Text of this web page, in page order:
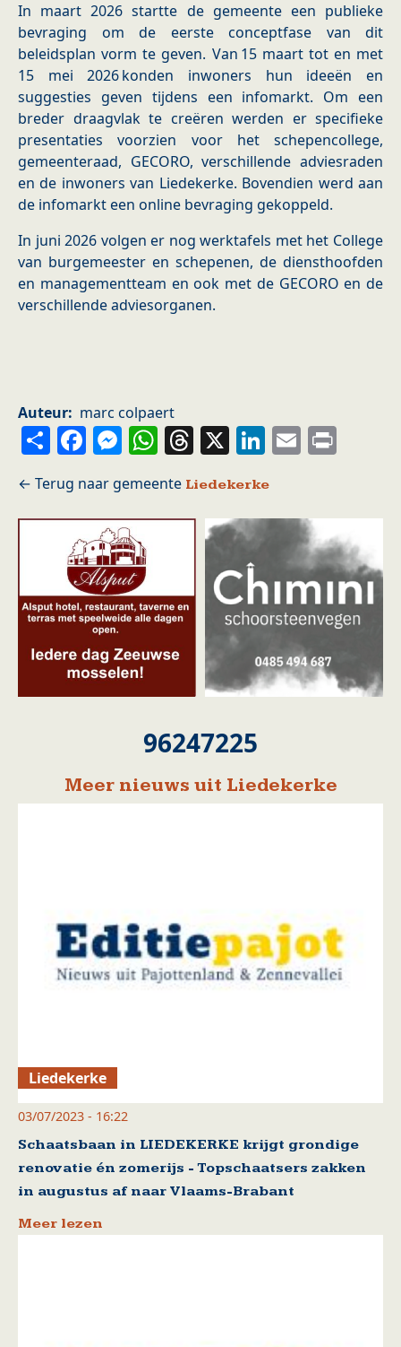
In maart 2026 startte de gemeente een publieke
bevraging om de eerste conceptfase van dit
beleidsplan vorm te geven. Van 15 maart tot en met
15 mei 2026 konden inwoners hun ideeën en
suggesties geven tijdens een infomarkt. Om een
breder draagvlak te creëren werden er specifieke
presentaties voorzien voor het schepencollege,
gemeenteraad, GECORO, verschillende adviesraden
en de inwoners van Liedekerke. Bovendien werd aan
de infomarkt een online bevraging gekoppeld.
In juni 2026 volgen er nog werktafels met het College
van burgemeester en schepenen, de diensthoofden
en managementteam en ook met de GECORO en de
verschillende adviesorganen.
Auteur marc colpaert
ShareFacebook
Messenger
WhatsApp
Threads
X LinkedIn
Email
Liedekerke
96247225
Meer nieuws uit Liedekerke
Liedekerke
03/07/2023 - 16:22
Schaatsbaan in LIEDEKERKE krijgt grondige
renovatie én zomerijs - Topschaatsers zakken
in augustus af naar Vlaams-Brabant
Meer lezen